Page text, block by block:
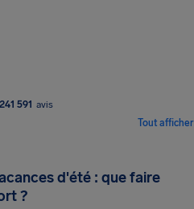
241 591 avis
Tout afficher
d'été : que faire
?